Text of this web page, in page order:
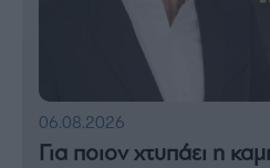
06.08.2026
Για ποιον χτυπάει η